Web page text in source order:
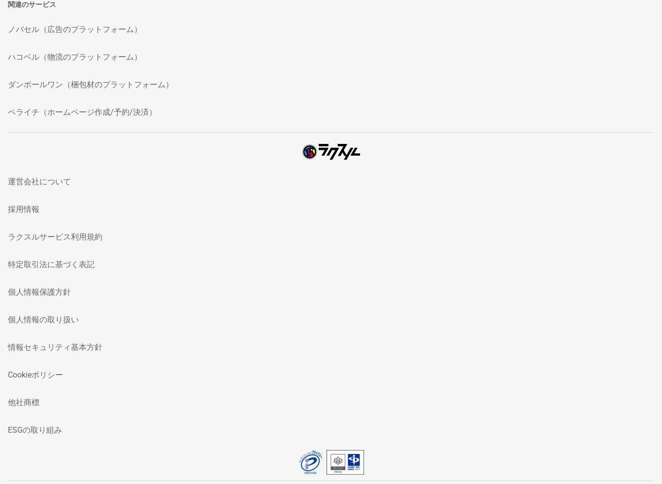
関連のサービス
ノバセル（広告のプラットフォーム）
ハコベル（物流のプラットフォーム）
ダンボールワン（梱包材のプラットフォーム）
ペライチ（ホームページ作成/予約/決済）
運営会社について
採用情報
ラクスルサービス利用規約
特定取引法に基づく表記
個人情報保護方針
個人情報の取り扱い
情報セキュリティ基本方針
Cookieポリシー
他社商標
ESGの取り組み